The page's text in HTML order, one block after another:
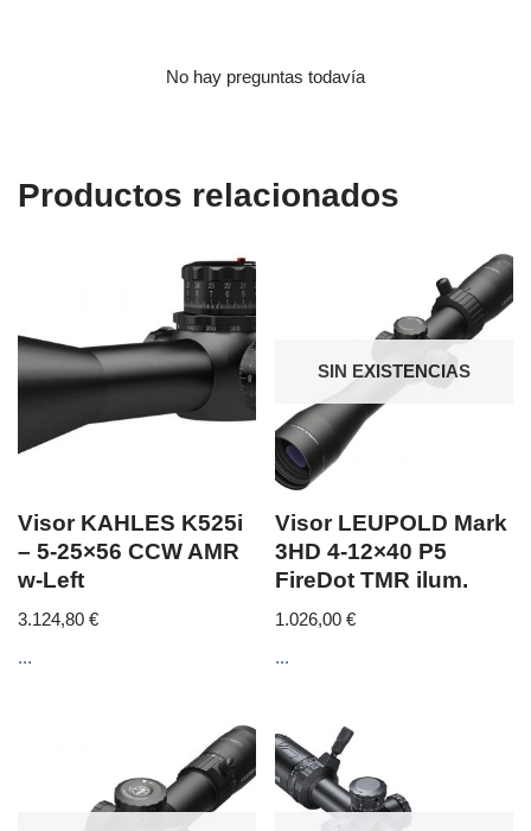
No hay preguntas todavía
Productos relacionados
Visor KAHLES K525i
– 5-25×56 CCW AMR
w-Left
3.124,80 €
...
SIN EXISTENCIAS
Visor LEUPOLD Mark
3HD 4-12×40 P5
FireDot TMR ilum.
1.026,00€
...